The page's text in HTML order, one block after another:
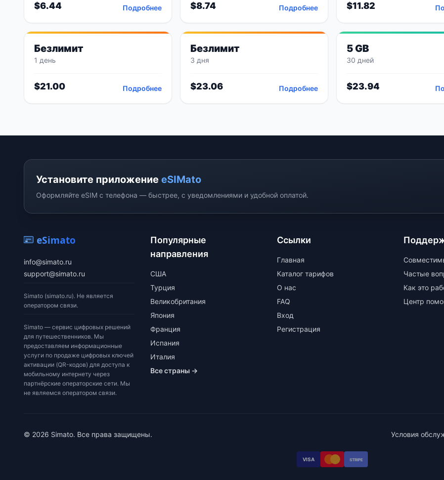
$6.44 Подробнее $8.74 Подробнее $11.82
Безлимит
1 день
$21.00 Подробнее
Безлимит
3 дня
$23.06 Подробнее
5 GB
30 дней
$23.94
Установите приложение eSIMato
Оформляйте eSIM с телефона — быстрее, с уведомлениями и удобной оплатой.
eSimato
info@simato.ru
support@simato.ru
Simato (simato.ru). Не является
оператором связи.
Simato — сервис цифровых решений
для путешественников. Мы
предоставляем информационные
услуги по продаже цифровых ключей
активации (QR-кодов) для доступа к
мобильному интернету через
партнёрские операторские сети. Мы
не являемся оператором связи.
Популярные
направления
США
Турция
Великобритания
Япония
Франция
Испания
Италия
Все страны →
Ссылки
Главная
Каталог тарифов
О нас
FAQ
Вход
Регистрация
Частые
Как это
Центр
© 2026 Simato. Все права защищены. Условия
VISA STRIPE